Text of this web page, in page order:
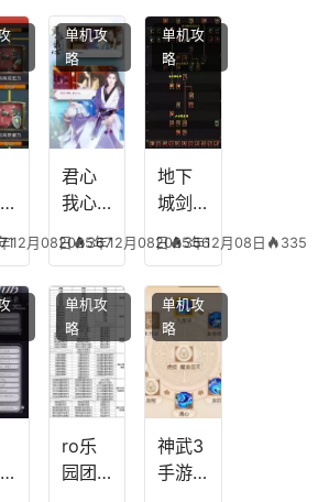
技
能，
失心
符命
中后
附加
五雷
搭配
阵
容，
复古
传奇
英雄
版哪
个组
合平
12月08日 367
君心
我心
宫攻
略，
君心
我心
剧情
文本
2025年12月08日 356
单机攻
略
地下
城剑
能加
点
图，
地下
城剑
神用
什么
装备
2025年12月08日 335
单机攻
略
ro乐
园团
单机攻
略
神武3
手游
单机攻
略